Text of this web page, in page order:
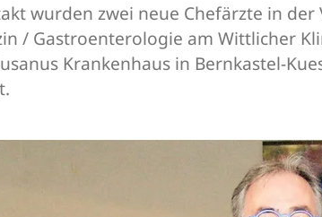
wurden zwei neue Chefärzte in
/ Gastroenterologie am Wittlicher
Krankenhaus in Bernkastel-